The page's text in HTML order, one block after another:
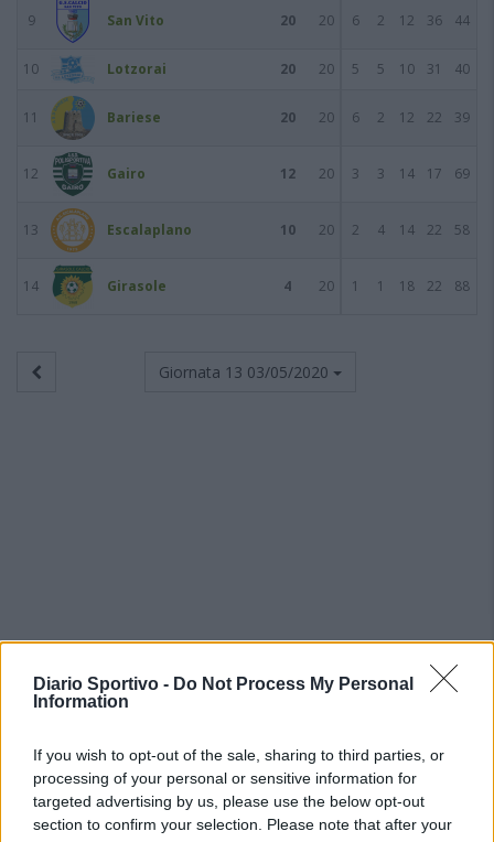
Diario Sportivo - Do Not Process My Personal
Information
If you wish to opt-out of the sale, sharing to third parties, or
processing of your personal or sensitive information for
targeted advertising by us, please use the below opt-out
section to confirm your selection. Please note that after your
9 San Vito 20 20 6 2 12 36 44
10 Lotzorai 20 20 5 5 10 31 40
11 Bariese 20 20 6 2 12 22 39
12 Gairo 12 20 3 3 14 17 69
13 Escalaplano 10 20 2 4 14 22 58
14 Girasole 4 20 1 1 18 22 88
Giornata 13 03/05/2020